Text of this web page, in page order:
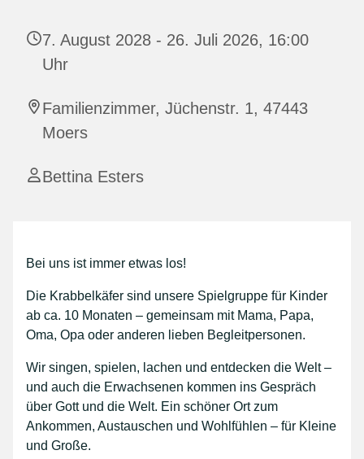
7. August 2028 - 26. Juli 2026, 16:00
Uhr
Familienzimmer, Jüchenstr. 1, 47443
Moers
Bettina Esters
Bei uns ist immer etwas los!
Die Krabbelkäfer sind unsere Spielgruppe für Kinder
ab ca. 10 Monaten – gemeinsam mit Mama, Papa,
Oma, Opa oder anderen lieben Begleitpersonen.
Wir singen, spielen, lachen und entdecken die Welt –
und auch die Erwachsenen kommen ins Gespräch
über Gott und die Welt. Ein schöner Ort zum
Ankommen, Austauschen und Wohlfühlen – für Kleine
und Große.